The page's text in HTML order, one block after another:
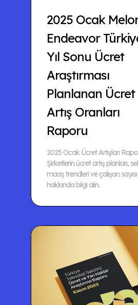
2025 Ocak
Endeavor
Yıl Sonu Ücret
Araştırması
Planlanan Ücret
Artış Oranları
Raporu
2025 Ocak Ücret Artışları
Şirketlerin ücret artış planları,
maaş trendleri ve çalışan sayısı
hakkında bilgi alın.